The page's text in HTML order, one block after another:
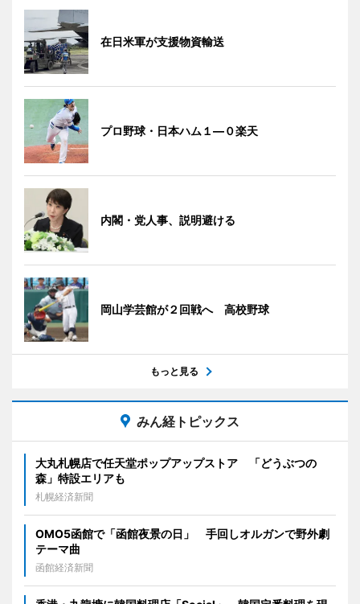
在日米軍が支援物資輸送
プロ野球・日本ハム１―０楽天
内閣・党人事、説明避ける
岡山学芸館が２回戦へ 高校野球
もっと見る
みん経トピックス
大丸札幌店で任天堂ポップアップストア 「どうぶつの
森」特設エリアも
札幌経済新聞
OMO5函館で「函館夜景の日」 手回しオルガンで野外劇
テーマ曲
函館経済新聞